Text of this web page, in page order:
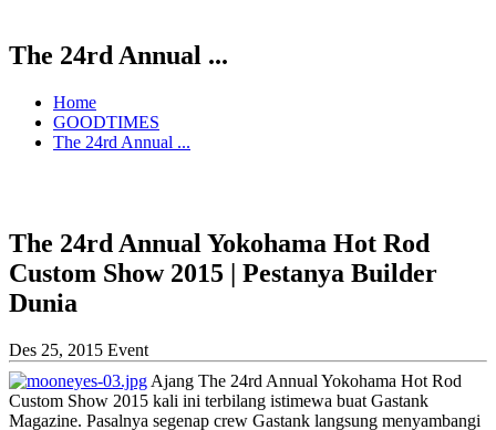
The 24rd Annual ...
Home
GOODTIMES
The 24rd Annual ...
The 24rd Annual Yokohama Hot Rod
Custom Show 2015 | Pestanya Builder
Dunia
Des 25, 2015 Event
Ajang The 24rd Annual Yokohama Hot Rod
Custom Show 2015 kali ini terbilang istimewa buat Gastank
Magazine. Pasalnya segenap crew Gastank langsung menyambangi